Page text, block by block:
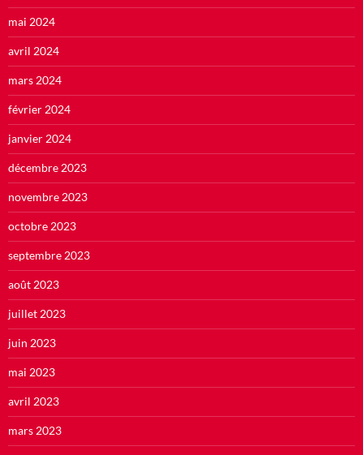
mai 2024
avril 2024
mars 2024
février 2024
janvier 2024
décembre 2023
novembre 2023
octobre 2023
septembre 2023
août 2023
juillet 2023
juin 2023
mai 2023
avril 2023
mars 2023